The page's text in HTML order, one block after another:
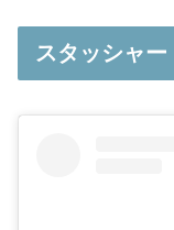
スタッシャ